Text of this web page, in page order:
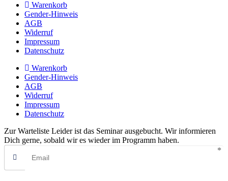
Warenkorb
Gender-Hinweis
AGB
Widerruf
Impressum
Datenschutz
Warenkorb
Gender-Hinweis
AGB
Widerruf
Impressum
Datenschutz
Zur Warteliste Leider ist das Seminar ausgebucht. Wir informieren
Dich gerne, sobald wir es wieder im Programm haben.